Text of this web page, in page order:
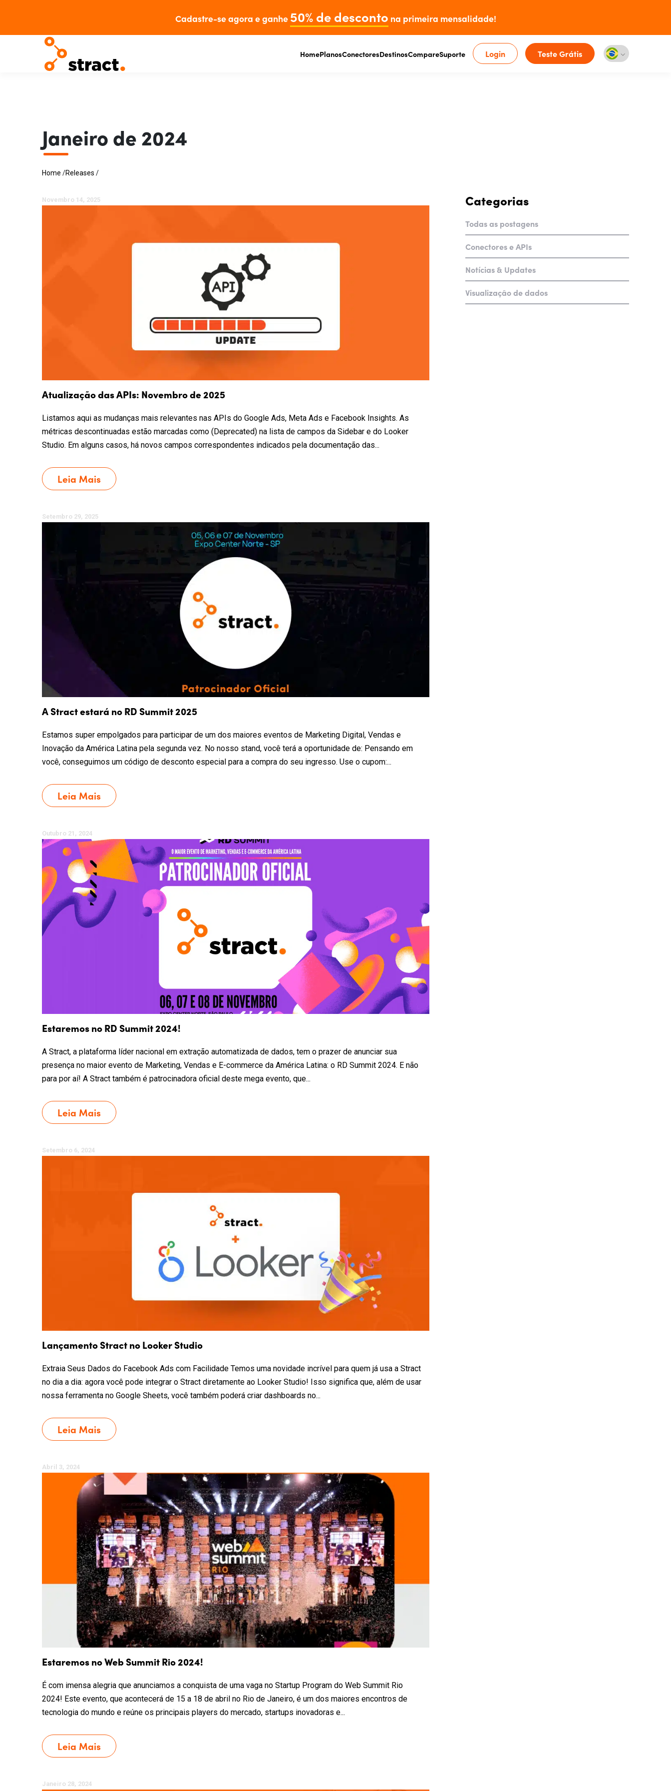
Cadastre-se agora e ganhe 50% de desconto na primeira mensalidade!
HomePlanosConectoresDestinosCompareSuporte Login Teste Grátis
Janeiro de 2024
Home /Releases /
Novembro 14, 2025
Atualização das APIs: Novembro de 2025
Listamos aqui as mudanças mais relevantes nas APIs do Google Ads, Meta Ads e Facebook Insights. As
métricas descontinuadas estão marcadas como (Deprecated) na lista de campos da Sidebar e do Looker
Studio. Em alguns casos, há novos campos correspondentes indicados pela documentação das...
Leia Mais
Setembro 29, 2025
A Stract estará no RD Summit 2025
Estamos super empolgados para participar de um dos maiores eventos de Marketing Digital, Vendas e
Inovação da América Latina pela segunda vez. No nosso stand, você terá a oportunidade de: Pensando em
você, conseguimos um código de desconto especial para a compra do seu ingresso. Use o cupom:...
Leia Mais
Outubro 21, 2024
Estaremos no RD Summit 2024!
A Stract, a plataforma líder nacional em extração automatizada de dados, tem o prazer de anunciar sua
presença no maior evento de Marketing, Vendas e E-commerce da América Latina: o RD Summit 2024. E não
para por aí! A Stract também é patrocinadora oficial deste mega evento, que...
Leia Mais
Setembro 6, 2024
Lançamento Stract no Looker Studio
Extraia Seus Dados do Facebook Ads com Facilidade Temos uma novidade incrível para quem já usa a Stract
no dia a dia: agora você pode integrar o Stract diretamente ao Looker Studio! Isso significa que, além de usar
nossa ferramenta no Google Sheets, você também poderá criar dashboards no...
Leia Mais
Abril 3, 2024
Estaremos no Web Summit Rio 2024!
É com imensa alegria que anunciamos a conquista de uma vaga no Startup Program do Web Summit Rio
2024! Este evento, que acontecerá de 15 a 18 de abril no Rio de Janeiro, é um dos maiores encontros de
tecnologia do mundo e reúne os principais players do mercado, startups inovadoras e...
Leia Mais
Janeiro 28, 2024
Categorias
Todas as postagens
Conectores e APIs
Notícias & Updates
Visualização de dados